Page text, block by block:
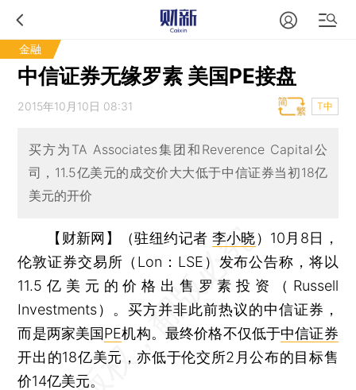
金融
中信证券无缘罗素 美国PE接盘
2015年10月10日 08:31 T中
买方为TA Associates集团和Reverence Capital公
司，11.5亿美元的成交价大大低于中信证券当初18亿
美元的开价
【财新网】（驻纽约记者 李小晓） 10月8日，
伦敦证券交易所（Lon：LSE）发布公告称，将以
11.5亿美元的价格出售罗素投资（Russell
Investments）。买方并非此前热议的中信证券，
而是两家美国PE机构。最终价格不仅低于中信证券
开出的18亿美元，亦低于伦交所2月公布的目标售
价14亿美元。